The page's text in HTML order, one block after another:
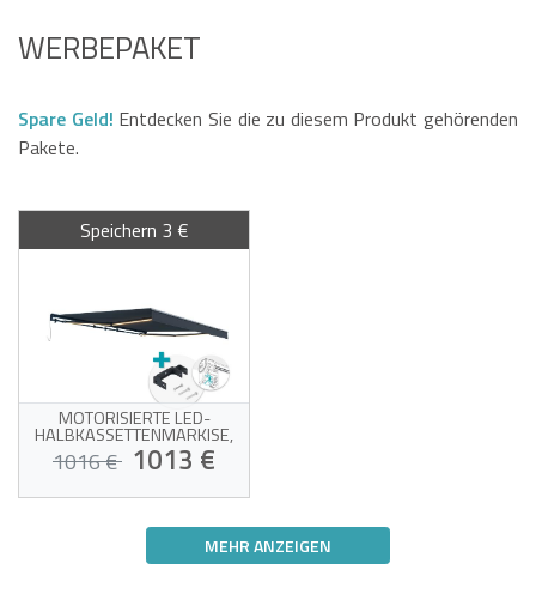
WERBEPAKET
Spare Geld! Entdecken Sie die zu diesem Produkt gehörenden
Pakete.
Speichern 3 €
MOTORISIERTE LED-
HALBKASSETTENMARKISE,
GRAU, 4 X 3 M, GRAUER STOFF,
DECKENMONTAGE
1016 € 1013 €
Deckenbefestigung
hochwertiges, graues
Opfer seines eigenen Erfolgs!
MEHR ANZEIGEN